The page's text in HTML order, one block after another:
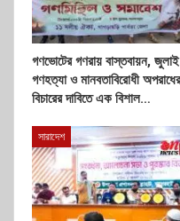
গণভোটের গণরায় বাস্তবায়ন, জুলাই
গণহত্যা ও মানবতাবিরোধী অপরাধের
বিচারের দাবিতে এক বিশাল…
সারাদেশ